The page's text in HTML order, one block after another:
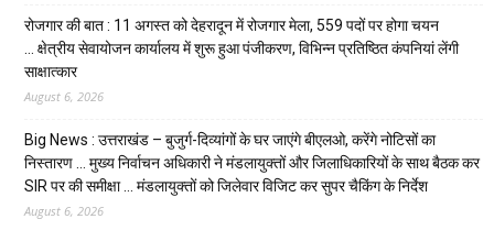
रोजगार की बात : 11 अगस्त को देहरादून में रोजगार मेला, 559 पदों पर होगा चयन
… क्षेत्रीय सेवायोजन कार्यालय में शुरू हुआ पंजीकरण, विभिन्न प्रतिष्ठित कंपनियां लेंगी
साक्षात्कार
August 6, 2026
Big News : उत्तराखंड – बुजुर्ग-दिव्यांगों के घर जाएंगे बीएलओ, करेंगे नोटिसों का
निस्तारण … मुख्य निर्वाचन अधिकारी ने मंडलायुक्तों और जिलाधिकारियों के साथ बैठक कर
SIR पर की समीक्षा … मंडलायुक्तों को जिलेवार विजिट कर सुपर चैकिंग के निर्देश
August 6, 2026